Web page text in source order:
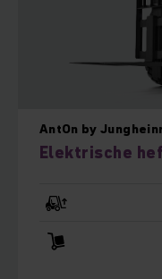
AntOn by
Elektrische